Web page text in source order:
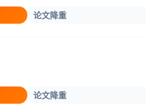
论文降重
论文降重